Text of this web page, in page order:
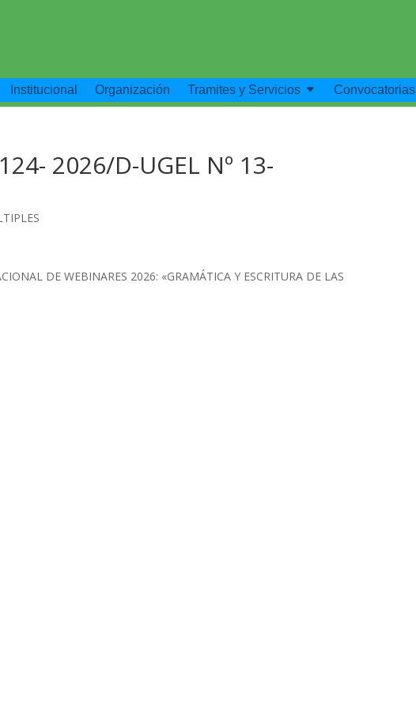
Institucional Organización Tramites y Servicios Convocatorias
2026/D-UGEL Nº 13-
DE WEBINARES 2026: «GRAMÁTICA Y ESCRITURA DE LAS